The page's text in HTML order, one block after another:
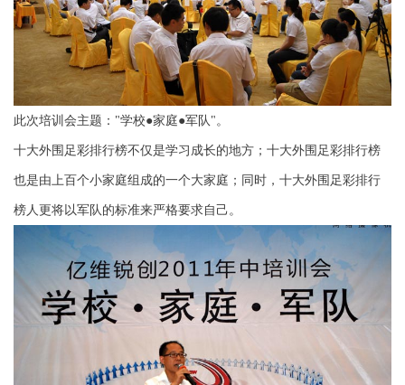
此次培训会主题："学校●家庭●军队"。
十大外围足彩排行榜不仅是学习成长的地方；十大外围足彩排行榜
也是由上百个小家庭组成的一个大家庭；同时，十大外围足彩排行
榜人更将以军队的标准来严格要求自己。